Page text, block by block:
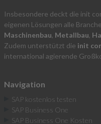
Insbesondere deckt die init
eigenen Lösungen alle
Maschinenbau, Metallbau,
Zudem unterstützt die init
international agierende
Navigation
SAP kostenlos testen
SAP Business One
SAP Business One Kosten